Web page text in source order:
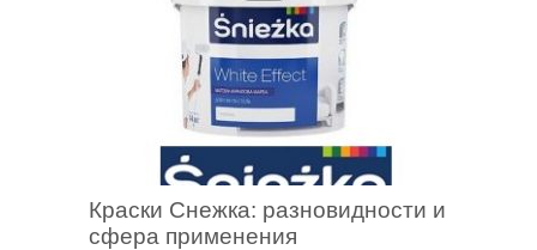
Краски Снежка: разновидности и
сфера применения